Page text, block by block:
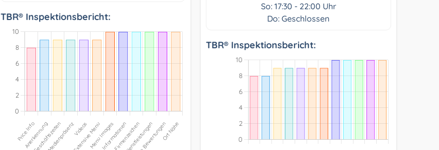
TBR® Inspektionsbericht:
So: 17:30 - 22:00 Uhr
Do: Geschlossen
TBR® Inspektionsbericht: